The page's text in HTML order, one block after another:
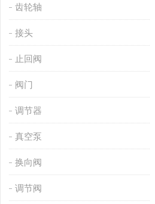
齿轮轴
接头
止回阀
阀门
调节器
真空泵
换向阀
调节阀